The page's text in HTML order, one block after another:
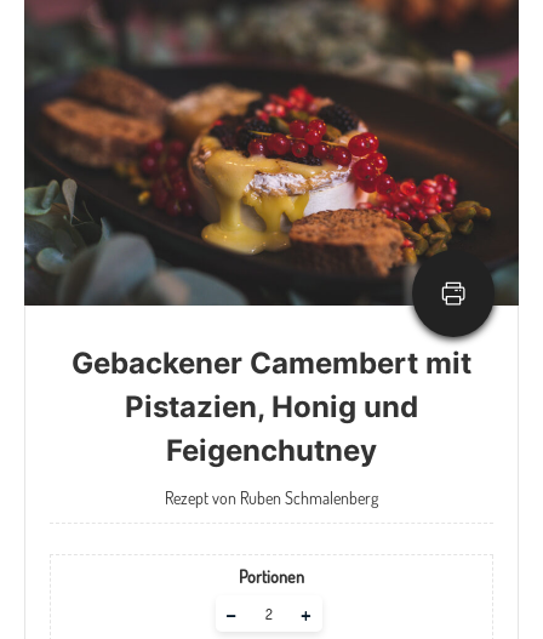
Gebackener Camembert mit
Pistazien, Honig und
Feigenchutney
Rezept von Ruben Schmalenberg
Portionen
Adjust
+
–